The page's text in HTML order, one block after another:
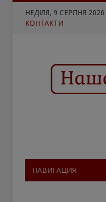
НЕДІЛЯ, 9 СЕРПНЯ 2026
КОНТАКТИ
НАВИГАЦИЯ